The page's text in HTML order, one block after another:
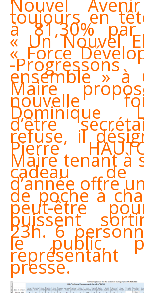
Nouvel
toujours en
à 81,30%
« Un Nouvel
« Force
-Progressons
ensemble » à
Maire
nouvelle
Dominique
d’être
refuse, il
Pierre
Maire tenant à
cadeau de
d’année offre
de poche à
peut-être
puissent
23h. 6
le public,
presse.